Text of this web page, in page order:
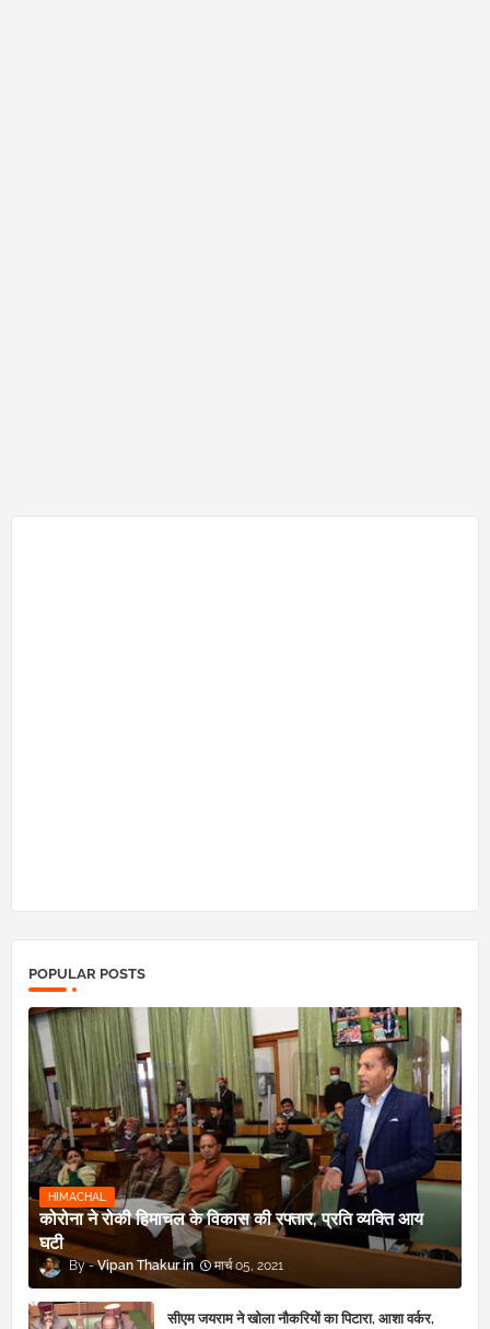
POPULAR POSTS
HIMACHAL
कोरोना ने रोकी हिमाचल के विकास की रफ्तार, प्रति व्यक्ति आय
घटी
Vipan Thakur मार्च 05, 2021
सीएम जयराम ने खोला नौकरियों का पिटारा, आशा वर्कर,